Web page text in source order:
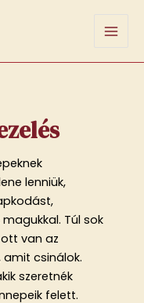
lenniük,
Túl sok
van az
amit csinálok.
szeretnék
felett.